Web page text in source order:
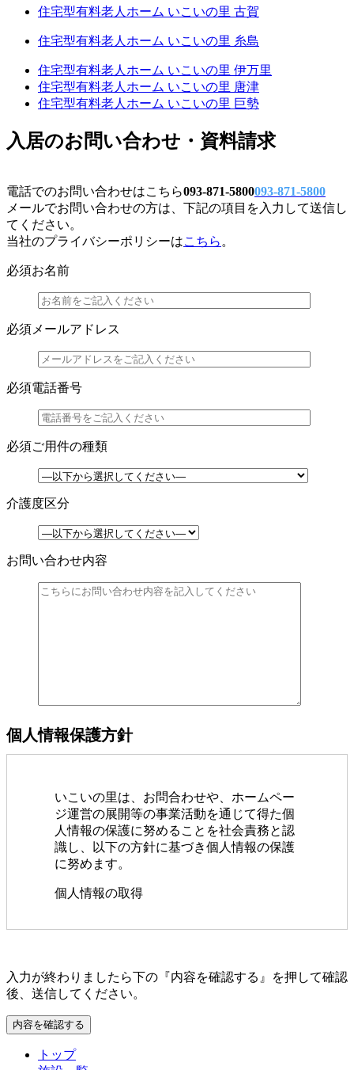
住宅型有料老人ホーム いこいの里 古賀
住宅型有料老人ホーム いこいの里 糸島
住宅型有料老人ホーム いこいの里 伊万里
住宅型有料老人ホーム いこいの里 唐津
住宅型有料老人ホーム いこいの里 巨勢
入居のお問い合わせ・資料請求
電話でのお問い合わせはこちら093-871-5800093-871-5800
メールでお問い合わせの方は、下記の項目を入力して送信し
てください。
当社のプライバシーポリシーはこちら 。
必須お名前
必須 メールアドレス
必須電話番号
必須ご用件の種類
介護度区分
お問い合わせ内容
個人情報保護方針
いこいの里は、お問合わせや、ホームペー
ジ運営の展開等の事業活動を通じて得た個
人情報の保護に努めることを社会責務と認
識し、以下の方針に基づき個人情報の保護
に努めます。
個人情報の取得
す。
個人情報の利用
このフィールドは空のままにしてください。
入力が終わりましたら下の『内容を確認する』を押して確認
後、送信してください。
トップ